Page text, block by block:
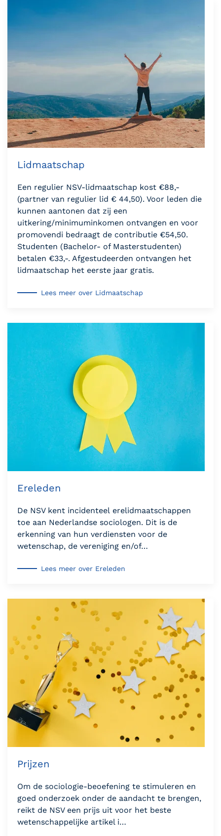
Lidmaatschap
Een regulier NSV-lidmaatschap kost €88,-
(partner van regulier lid € 44,50). Voor leden die
kunnen aantonen dat zij een
uitkering/minimuminkomen ontvangen en voor
promovendi bedraagt de contributie €54,50.
Studenten (Bachelor- of Masterstudenten)
betalen €33,-. Afgestudeerden ontvangen het
lidmaatschap het eerste jaar gratis.
Lees meer over Lidmaatschap
Ereleden
De NSV kent incidenteel erelidmaatschappen
toe aan Nederlandse sociologen. Dit is de
erkenning van hun verdiensten voor de
wetenschap, de vereniging en/of…
Lees meer over Ereleden
Prijzen
Om de sociologie-beoefening te stimuleren en
goed onderzoek onder de aandacht te brengen,
reikt de NSV een prijs uit voor het beste
wetenschappelijke artikel i…